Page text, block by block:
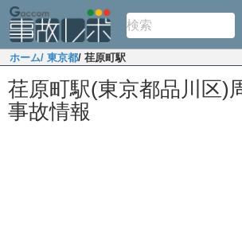
ホーム/ 東京都/ 荏原町駅
荏原町駅(東京都品川区)
事故情報